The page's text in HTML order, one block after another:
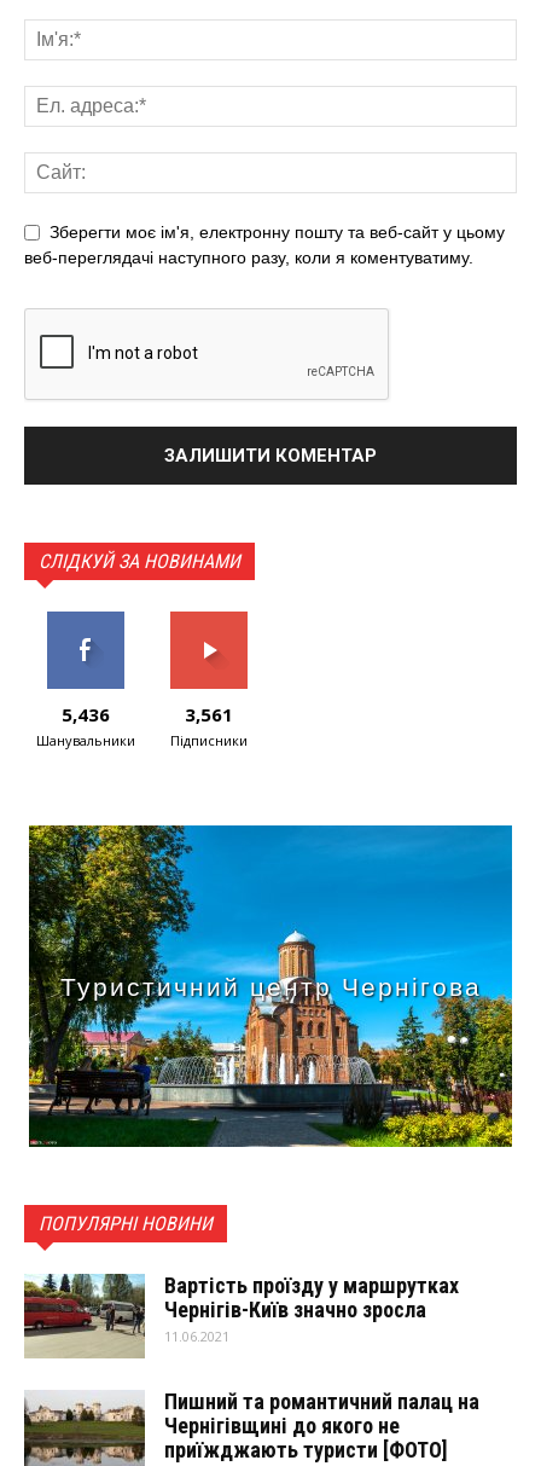
Зберегти моє ім'я, електронну пошту та веб-сайт у цьому
веб-переглядачі наступного разу, коли я коментуватиму.
СЛІДКУЙ ЗА НОВИНАМИ
5,436
Шанувальники
3,561
Підписники
Туристичний центр Чернігова
ПОПУЛЯРНІ НОВИНИ
Вартість проїзду у маршрутках
Чернігів-Київ значно зросла
11.06.2021
Пишний та романтичний палац на
Чернігівщині до якого не
приїжджають туристи [ФОТО]